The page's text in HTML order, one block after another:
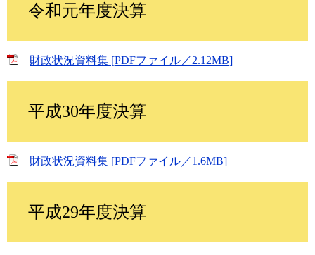
令和元年度決算
財政状況資料集 [PDFファイル／2.12MB]
平成30年度決算
財政状況資料集 [PDFファイル／1.6MB]
平成29年度決算